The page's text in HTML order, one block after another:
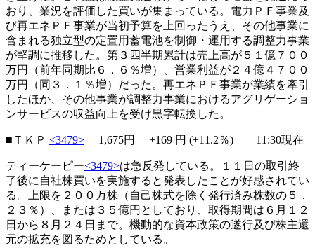
おり、業況を評価した買いが集まっている。電力ＰＦ事業及
び再エネＰＦ事業が当初予算を上回ったうえ、その他事業に
含まれる独立型の定置用蓄電池を制御・運用する調整力事業
が堅調に推移した。第３四半期累計は売上高が５１億７００
万円（前年同期比６．６％増）、営業利益が２４億４７００
万円（同３．１％増）だった。再エネＰＦ事業が業績を牽引
したほか、その他事業が調整力事業におけるアグリゲーショ
ンサービスの収益向上を受け黒字転換した。
■ＴＫＰ <3479> 1,675円 +169 円 (+11.2％) 11:30現在
ティーケーピー<3479>は急反発している。１１日の取引終
了後に自社株買いを実施すると発表したことが好感されてい
る。上限を２００万株（自己株式を除く発行済み株数の５．
２３％）、または３５億円としており、取得期間は６月１２
日から８月２４日まで。機動的な資本政策の遂行及び株主還
元の拡充を図るためとしている。